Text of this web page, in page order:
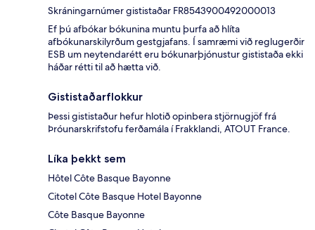
Skráningarnúmer gististaðar FR8543900492000013
Ef þú afbókar bókunina muntu þurfa að hlíta
afbókunarskilyrðum gestgjafans. Í samræmi við reglugerðir
ESB um neytendarétt eru bókunarþjónustur gististaða ekki
háðar rétti til að hætta við.
Gististaðarflokkur
Þessi gististaður hefur hlotið opinbera stjörnugjöf frá
Þróunarskrifstofu ferðamála í Frakklandi, ATOUT France.
Líka þekkt sem
Hôtel Côte Basque Bayonne
Citotel Côte Basque Hotel Bayonne
Côte Basque Bayonne